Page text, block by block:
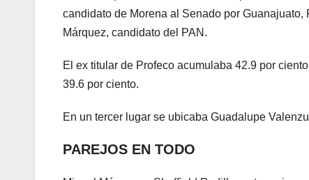
candidato de Morena al Senado por
Márquez, candidato del PAN.
El ex titular de Profeco acumulaba 42.9 por
39.6 por ciento.
En un tercer lugar se ubicaba Guadalupe
PAREJOS EN TODO